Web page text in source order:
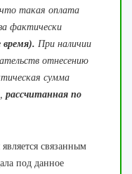
такая оплата
фактически
При наличии
отнесению
сумма
рассчитанная по
связанным
под данное